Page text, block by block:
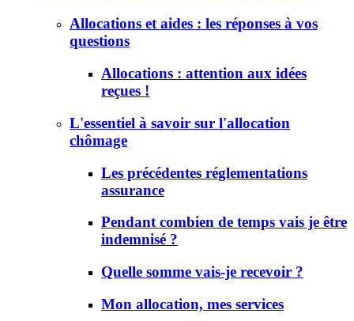
Allocations et aides : les réponses à vos
questions
Allocations : attention aux idées
reçues !
L'essentiel à savoir sur l'allocation
chômage
Les précédentes réglementations
assurance
Pendant combien de temps vais je être
indemnisé ?
Quelle somme vais-je recevoir ?
Mon allocation, mes services